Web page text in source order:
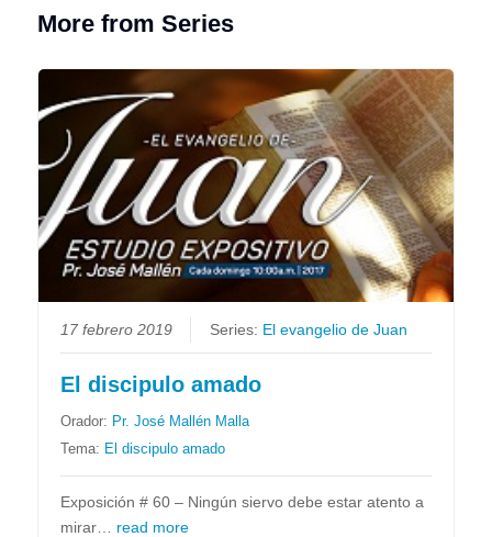
More from Series
17 febrero 2019 Series: El evangelio de Juan
El discipulo amado
Orador: Pr. José Mallén Malla
Tema: El discipulo amado
Exposición # 60 – Ningún siervo debe estar atento a
mirar… read more